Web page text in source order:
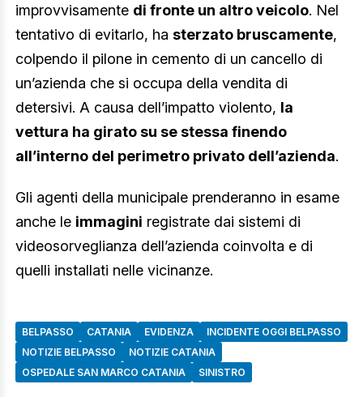
improvvisamente di fronte un altro veicolo. Nel
tentativo di evitarlo, ha sterzato bruscamente,
colpendo il pilone in cemento di un cancello di
un’azienda che si occupa della vendita di
detersivi. A causa dell’impatto violento, la
vettura ha girato su se stessa finendo
all’interno del perimetro privato dell’azienda.
Gli agenti della municipale prenderanno in esame
anche le immagini registrate dai sistemi di
videosorveglianza dell’azienda coinvolta e di
quelli installati nelle vicinanze.
BELPASSO CATANIA EVIDENZA
INCIDENTE OGGI BELPASSO
NOTIZIE BELPASSO
NOTIZIE CATANIA
OSPEDALE SAN MARCO CATANIA
SINISTRO